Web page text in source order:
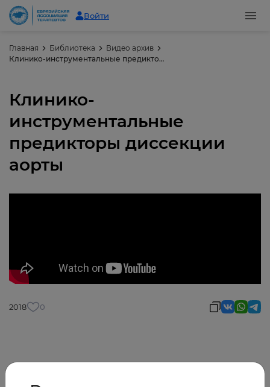
Войти
Главная Библиотека
Видео архив
Клинико-инструментальные предикторы диссекции аорты
Клинико-
инструментальные
предикторы диссекции
аорты
2018 0